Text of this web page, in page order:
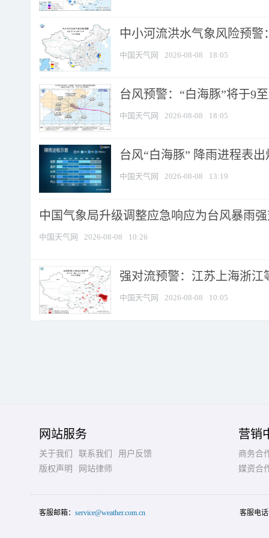
中小河流洪水气象风险预
中国天气网 2026-08-08 18:05
台风预警：“白海豚”将于9
中国天气网 2026-08-08 18:05
台风“白海豚” 降雨进程表
中国天气网 2026-08-08 13:19
中国气象局升级调整应急响应为台风暴雨
中国天气网 2026-08-08 10:26
强对流预警：江苏上海浙江
中国天气网 2026-08-08 10:05
网站服务
关于我们 联系我们
用户反馈
版权声明
网站律师
营销
商务合
媒资合
客服邮箱： service@weather.com.cn 客服电